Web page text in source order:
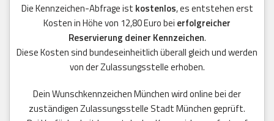
Die Kennzeichen-Abfrage ist kostenlos, es entstehen erst
Kosten in Höhe von 12,80 Euro bei erfolgreicher
Reservierung deiner Kennzeichen.
Diese Kosten sind bundeseinheitlich überall gleich und werden
von der Zulassungsstelle erhoben.
Dein Wunschkennzeichen München wird online bei der
zuständigen Zulassungsstelle Stadt München geprüft.